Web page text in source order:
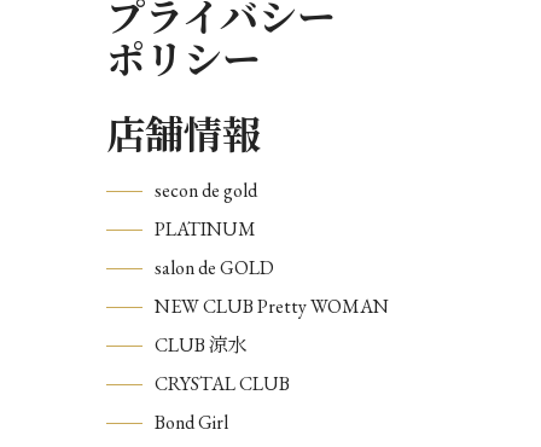
プライバシー
ポリシー
店舗情報
secon de gold
PLATINUM
salon de GOLD
NEW CLUB Pretty WOMAN
CLUB 涼水
CRYSTAL CLUB
Bond Girl